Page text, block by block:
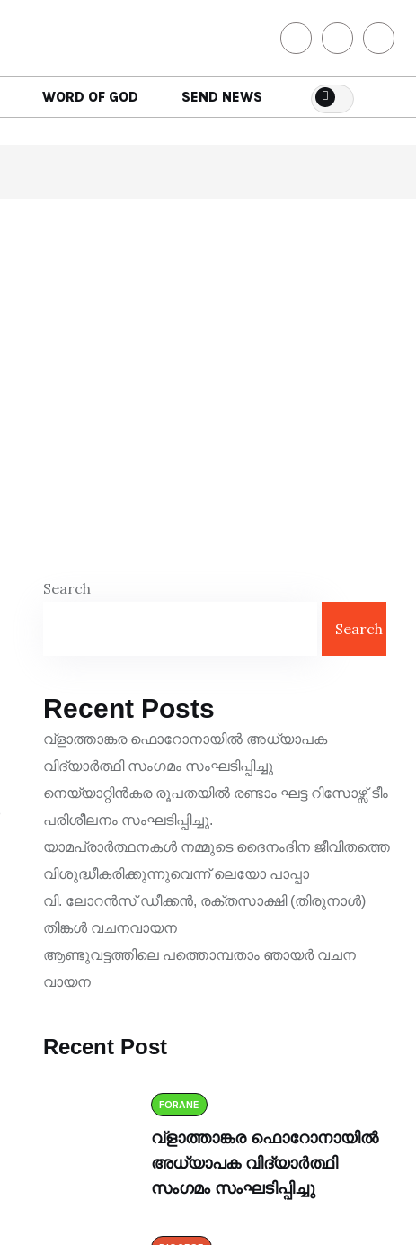
WORD OF GOD SEND NEWS
Search
Search
Recent Posts
വ്ളാത്താങ്കര ഫൊറോനായിൽ അധ്യാപക
വിദ്യാർത്ഥി സംഗമം സംഘടിപ്പിച്ചു
നെയ്യാറ്റിൻകര രൂപതയിൽ രണ്ടാം ഘട്ട റിസോഴ്സ് ടീം
പരിശീലനം സംഘടിപ്പിച്ചു.
യാമപ്രാർത്ഥനകൾ നമ്മുടെ ദൈനംദിന ജീവിതത്തെ
വിശുദ്ധീകരിക്കുന്നുവെന്ന് ലെയോ പാപ്പാ
വി. ലോറൻസ് ഡീക്കൻ, രക്തസാക്ഷി (തിരുനാൾ)
തിങ്കൾ വചനവായന
ആണ്ടുവട്ടത്തിലെ പത്തൊമ്പതാം ഞായർ വചന
വായന
Recent Post
FORANE
വ്ളാത്താങ്കര ഫൊറോനായിൽ
അധ്യാപക വിദ്യാർത്ഥി
സംഗമം സംഘടിപ്പിച്ചു